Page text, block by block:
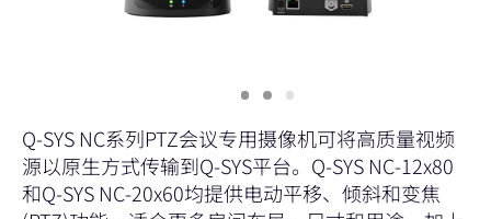
Slide
1 Slide
2 Slide
3
Q-SYS NC系列PTZ会议专用摄像机可将高质量视频
源以原生方式传输到Q-SYS平台。Q-SYS NC-12x80
和Q-SYS NC-20x60均提供电动平移、倾斜和变焦